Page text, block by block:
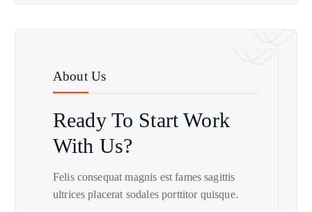
About Us
Ready To StartWork
With Us?
Felis consequat magnis est fames sagittis
ultrices placerat sodales porttitor quisque.